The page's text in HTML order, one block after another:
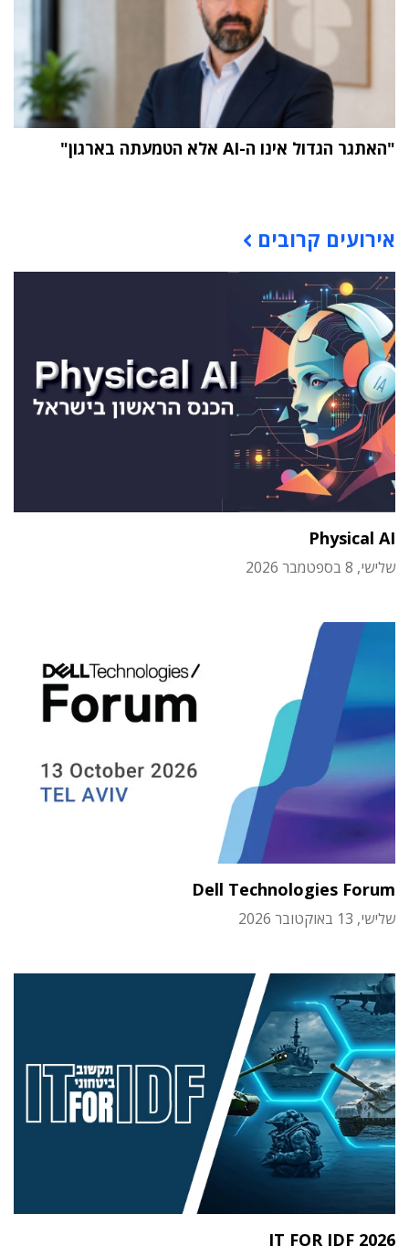
"האתגר הגדול אינו ה-AI אלא הטמעתה בארגון"
אירועים קרובים
Physical AI
שלישי, 8 בספטמבר 2026
Dell Technologies Forum
שלישי, 13 באוקטובר 2026
IT FOR IDF 2026